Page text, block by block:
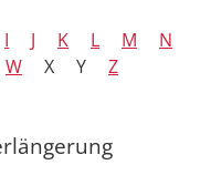
I J K L M
N
W X Y Z